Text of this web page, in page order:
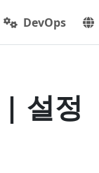
DevOps
설정